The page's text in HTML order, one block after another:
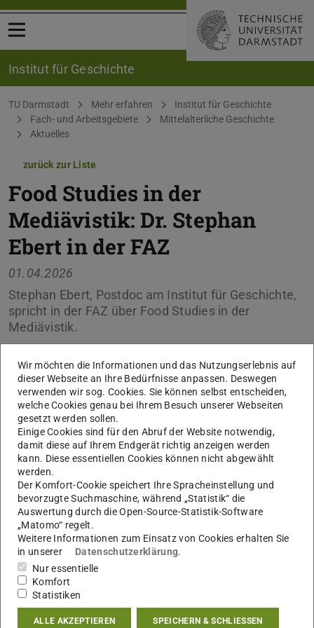
Menü öffnen
Institut für Geschichte
Sie befinden sich hier:
TU Darmstadt Mehr erfahren
Institut für Geschichte
Fach- und Arbeitsgebiete
Mittelalterliche Geschichte
Aktuelles
zurück zur Liste
Food Studies in der
Mediävistik: Dr. Stephan
Ebert in der FAZ
01.04.2026
Stephan Ebert, Postdoc am Institut für Geschichte,
spricht in der FAZ über Food Studies in der
Mediävistik.
Wer sich vom Mittelalter kulinarisch inspirieren
lassen möchte, findet hier mehr Informationen.
KONTAKT
Wir möchten die Informationen und das Nutzungserlebnis auf
dieser Webseite an Ihre Bedürfnisse anpassen. Deswegen
verwenden wir sog. Cookies. Sie können selbst entscheiden,
welche Cookies genau bei Ihrem Besuch unserer Webseiten
gesetzt werden sollen.
Einige Cookies sind für den Abruf der Website notwendig,
damit diese auf Ihrem Endgerät richtig anzeigen werden
kann. Diese essentiellen Cookies können nicht abgewählt
werden.
Der Komfort-Cookie speichert Ihre Spracheinstellung und
bevorzugte Suchmaschine, während „Statistik“ die
Auswertung durch die Open-Source-Statistik-Software
„Matomo“ regelt.
Weitere Informationen zum Einsatz von Cookies erhalten Sie
in unserer
Datenschutzerklärung.
Nur essentielle
Komfort
Statistiken
ALLE AKZEPTIEREN SPEICHERN & SCHLIESSEN